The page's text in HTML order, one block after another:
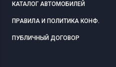
КАТАЛОГ АВТОМОБИЛЕЙ
ПРАВИЛА И ПОЛИТИКА КОНФ.
ПУБЛИЧНЫЙ ДОГОВОР